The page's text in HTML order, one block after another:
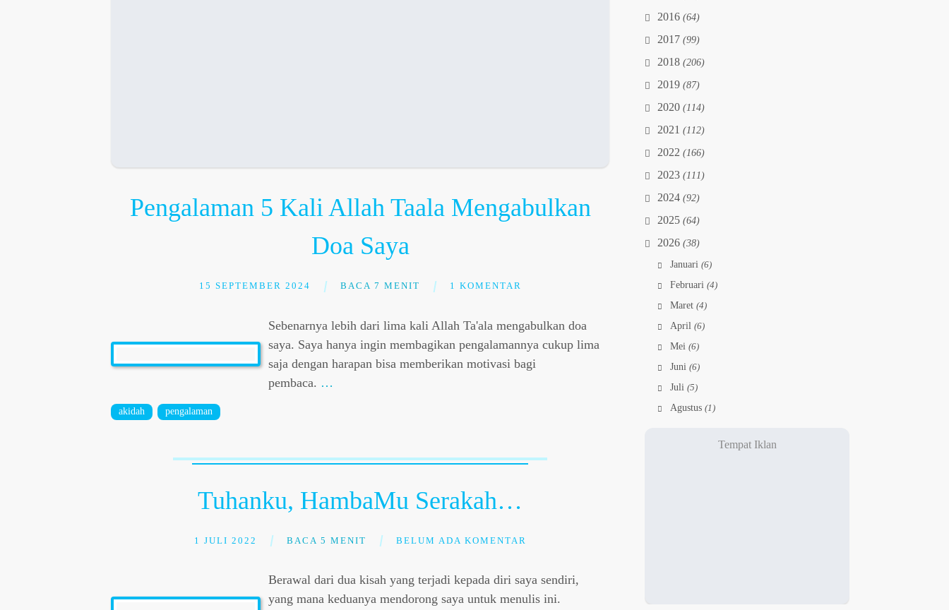
Pengalaman 5 Kali Allah Taala Mengabulkan
Doa Saya
15 SEPTEMBER 2024 BACA 7 MENIT 1 KOMENTAR
Sebenarnya lebih dari lima kali Allah Ta'ala mengabulkan doa
saya. Saya hanya ingin membagikan pengalamannya cukup lima
saja dengan harapan bisa memberikan motivasi bagi
pembaca. …
akidah pengalaman
Tuhanku, HambaMu Serakah…
1 JULI 2022 BACA 5 MENIT BELUM ADA KOMENTAR
Berawal dari dua kisah yang terjadi kepada diri saya sendiri,
yang mana keduanya mendorong saya untuk menulis ini.
2016(64)
2017(99)
2018(206)
2019(87)
2020(114)
2021(112)
2022(166)
2023(111)
2024(92)
2025(64)
2026(38)
Januari(6)
Februari(4)
Maret(4)
April(6)
Mei(6)
Juni(6)
Juli(5)
Agustus(1)